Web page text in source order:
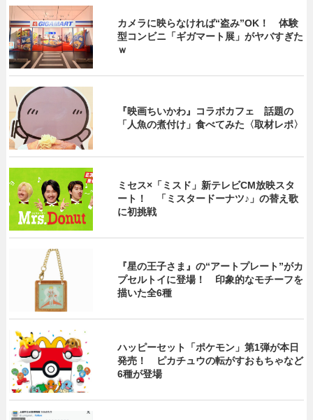
カメラに映らなければ“盗み”OK！ 体験
型コンビニ「ギガマート展」がヤバすぎた
ｗ
『映画ちいかわ』コラボカフェ 話題の
「人魚の煮付け」食べてみた〈取材レポ〉
ミセス×「ミスド」新テレビCM放映スタ
ート！ 「ミスタードーナツ♪」の替え歌
に初挑戦
『星の王子さま』の“アートプレート”がカ
プセルトイに登場！ 印象的なモチーフを
描いた全6種
ハッピーセット「ポケモン」第1弾が本日
発売！ ピカチュウの転がすおもちゃなど
6種が登場